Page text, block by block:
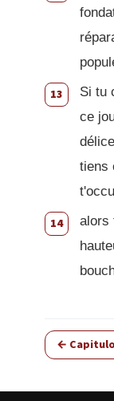
13
Si tu
ce
tiens
14
alors
←